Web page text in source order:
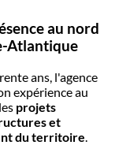
au nord
Atlantique
ans, l'agence
expérience au
projets
et
du territoire